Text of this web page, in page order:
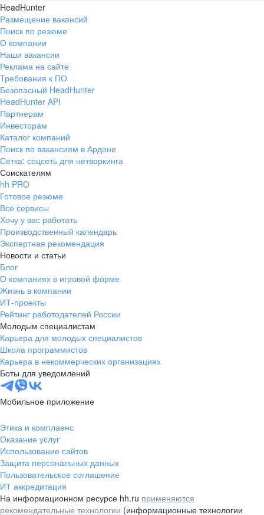
HeadHunter
Размещение вакансий
Поиск по резюме
О компании
Наши вакансии
Реклама на сайте
Требования к ПО
Безопасный HeadHunter
HeadHunter API
Партнерам
Инвесторам
Каталог компаний
Поиск по вакансиям в Ардоне
Сетка: соцсеть для нетворкинга
Соискателям
hh PRO
Готовое резюме
Все сервисы
Хочу у вас работать
Производственный календарь
Экспертная рекомендация
Новости и статьи
Блог
О компаниях в игровой форме
Жизнь в компании
ИТ-проекты
Рейтинг работодателей России
Молодым специалистам
Карьера для молодых специалистов
Школа программистов
Карьера в некоммерческих организациях
Боты для уведомлений
Мобильное приложение
Этика и комплаенс
Оказание услуг
Использование сайтов
Защита персональных данных
Пользовательское соглашение
ИТ аккредитация
На информационном ресурсе hh.ru применяются
рекомендательные технологии (информационные технологии